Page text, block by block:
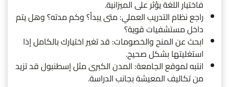
فاختيار اللغة يؤثر على الميزانية.
راجع نظام التدريب العملي: متى يبدأ؟ وكم مدته؟ وهل يتم
داخل مستشفيات قوية؟
ابحث عن المنح والخصومات: قد تغير اختيارك بالكامل إذا
استغليتها بشكل صحيح.
انتبه لموقع الجامعة: المدن الكبرى مثل إسطنبول قد تزيد
من تكاليف المعيشة بجانب الدراسة.